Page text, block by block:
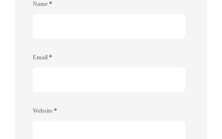
Name *
Email *
Website *